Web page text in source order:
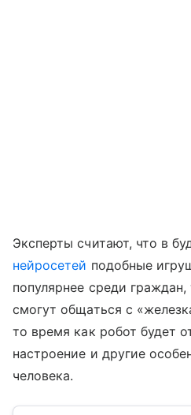
Эксперты считают, что в
нейросетей подобные
популярнее среди граждан,
смогут общаться с
то время как робот будет
настроение и другие
человека.